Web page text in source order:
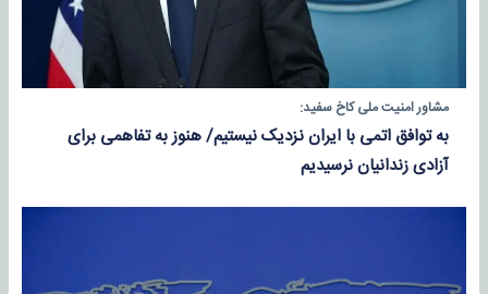
مشاور امنیت ملی کاخ سفید:
به توافق اتمی با ایران نزدیک نیستیم/ هنوز به تفاهمی برای
آزادی زندانیان نرسیدیم